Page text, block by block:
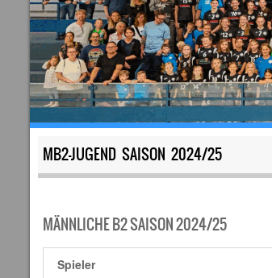
MB2-JUGEND SAISON 2024/25
MÄNNLICHE B2 SAISON 2024/25
Spieler